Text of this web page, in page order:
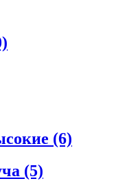
(6)
(5)